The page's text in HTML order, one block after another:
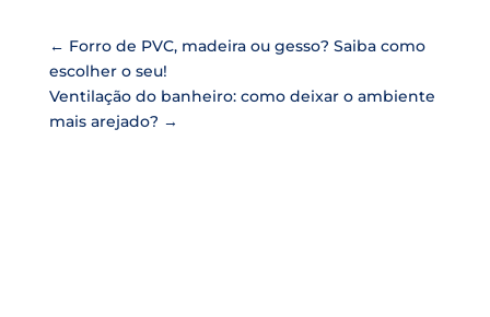
← Forro de PVC, madeira ou gesso? Saiba como
escolher o seu!
Ventilação do banheiro: como deixar o ambiente
mais arejado? →